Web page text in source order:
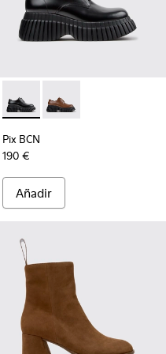
negros para mujer.
007
- K201851-003
Pix BCN - K201949-001 -
Pix BCN - K201949-
Pix BCN
190 €
Añadir